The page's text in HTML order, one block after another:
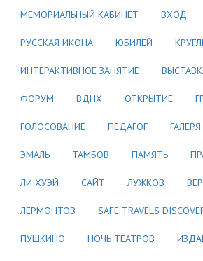
МЕМОРИАЛЬНЫЙ КАБИНЕТ ВХОД
РУССКАЯ ИКОНА ЮБИЛЕЙ
ИНТЕРАКТИВНОЕ ЗАНЯТИЕ
ФОРУМ ВДНХ ОТКРЫТИЕ
ГОЛОСОВАНИЕ ПЕДАГОГ ГАЛЕРЯ
ЭМАЛЬ ТАМБОВ ПАМЯТЬ
ЛИ ХУЭЙ САЙТ ЛУЖКОВ
ЛЕРМОНТОВ SAFE TRAVELS
ПУШКИНО НОЧЬ ТЕАТРОВ